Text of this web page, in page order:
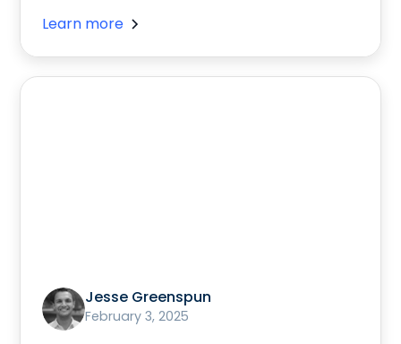
Learn more
Jesse Greenspun
February 3, 2025